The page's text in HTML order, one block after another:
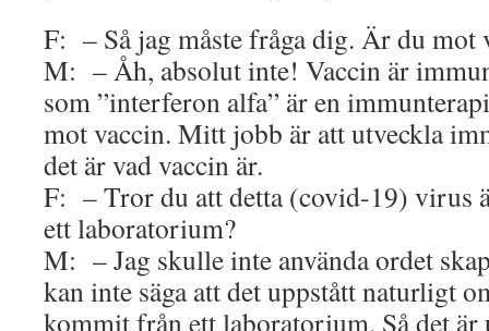
F: – Så jag måste fråga dig. Är du mot
M: – Åh, absolut inte! Vaccin är
som ”interferon alfa” är en
mot vaccin. Mitt jobb är att utveckla
det är vad vaccin är.
F: – Tror du att detta (covid-19) virus
ett laboratorium?
M: – Jag skulle inte använda ordet
kan inte säga att det uppstått naturligt
kommit från ett laboratorium. Så det är